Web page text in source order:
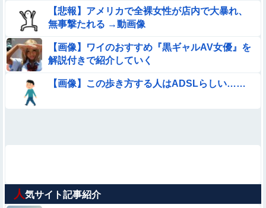
【悲報】アメリカで全裸女性が店内で大暴れ、
無事撃たれる →動画像
【画像】ワイのおすすめ『黒ギャルAV女優』を
解説付きで紹介していく
【画像】この歩き方する人はADSLらしい……
人気サイト記事紹介